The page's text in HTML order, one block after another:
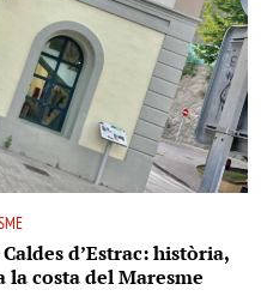
d’Estrac: història,
la costa del Maresme